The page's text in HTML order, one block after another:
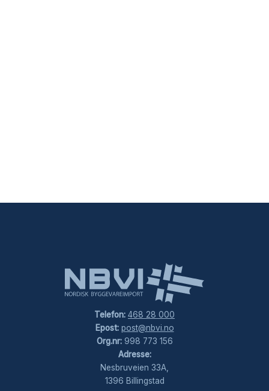
Telefon: 468 28 000
Epost: post@nbvi.no
Org.nr:998 773 156
Adresse:
Nesbruveien 33A,
1396 Billingstad